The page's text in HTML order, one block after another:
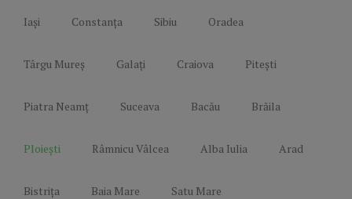
Iași Constanța Sibiu Oradea
Târgu Mureș Galați Craiova Pitești
Piatra Neamț Suceava Bacău Brăila
Ploiești Râmnicu Vâlcea Alba Iulia Arad
Bistrița Baia Mare Satu Mare